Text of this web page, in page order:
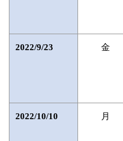
2022/9/23 金
2022/10/10 月